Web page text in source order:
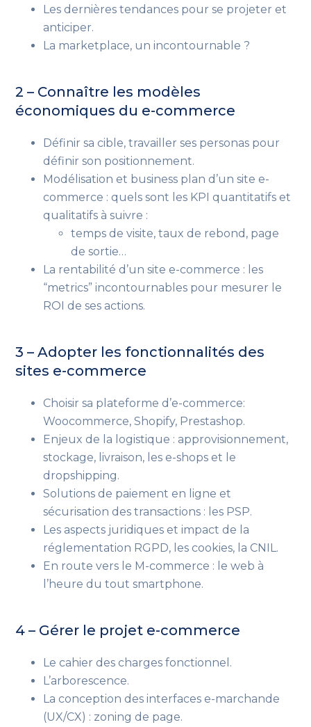
Les dernières tendances pour se projeter et
anticiper.
La marketplace, un incontournable ?
2 – Connaître les modèles
économiques du e-commerce
Définir sa cible, travailler ses personas pour
définir son positionnement.
Modélisation et business plan d’un site e-
commerce : quels sont les KPI quantitatifs et
qualitatifs à suivre :
temps de visite, taux de rebond, page
de sortie…
La rentabilité d’un site e-commerce : les
“metrics” incontournables pour mesurer le
ROI de ses actions.
3 – Adopter les fonctionnalités des
sites e-commerce
Choisir sa plateforme d’e-commerce:
Woocommerce, Shopify, Prestashop.
Enjeux de la logistique : approvisionnement,
stockage, livraison, les e-shops et le
dropshipping.
Solutions de paiement en ligne et
sécurisation des transactions : les PSP.
Les aspects juridiques et impact de la
réglementation RGPD, les cookies, la CNIL.
En route vers le M-commerce : le web à
l’heure du tout smartphone.
4 – Gérer le projet e-commerce
Le cahier des charges fonctionnel.
L’arborescence.
La conception des interfaces e-marchande
(UX/CX) : zoning de page.